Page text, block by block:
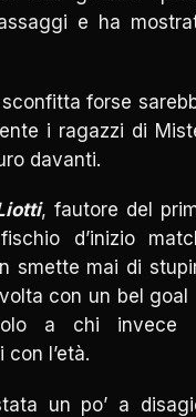
e ha
forse
i ragazzi di
davanti.
, fautore del
d’inizio
smette mai di
con un bel goal
a chi invece
l’età.
un po’ a